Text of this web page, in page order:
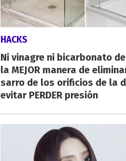
HACKS
Ni vinagre ni bicarbonato
la MEJOR manera de
sarro de los orificios de la
evitar PERDER presión